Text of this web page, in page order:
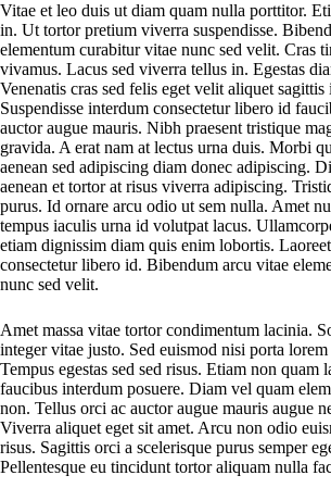
Vitae et leo duis ut diam quam nulla porttitor.
in. Ut tortor pretium viverra suspendisse.
elementum curabitur vitae nunc sed velit. Cras
vivamus. Lacus sed viverra tellus in. Egestas
Venenatis cras sed felis eget velit aliquet sagittis
Suspendisse interdum consectetur libero id
auctor augue mauris. Nibh praesent tristique
gravida. A erat nam at lectus urna duis. Morbi
aenean sed adipiscing diam donec adipiscing.
aenean et tortor at risus viverra adipiscing.
purus. Id ornare arcu odio ut sem nulla. Amet
tempus iaculis urna id volutpat lacus.
etiam dignissim diam quis enim lobortis.
consectetur libero id. Bibendum arcu vitae
nunc sed velit.
Amet massa vitae tortor condimentum lacinia.
integer vitae justo. Sed euismod nisi porta
Tempus egestas sed sed risus. Etiam non quam
faucibus interdum posuere. Diam vel quam
non. Tellus orci ac auctor augue mauris augue
Viverra aliquet eget sit amet. Arcu non odio
risus. Sagittis orci a scelerisque purus semper
Pellentesque eu tincidunt tortor aliquam nulla